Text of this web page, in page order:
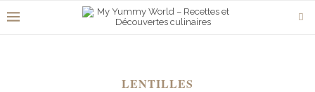
LENTILLES